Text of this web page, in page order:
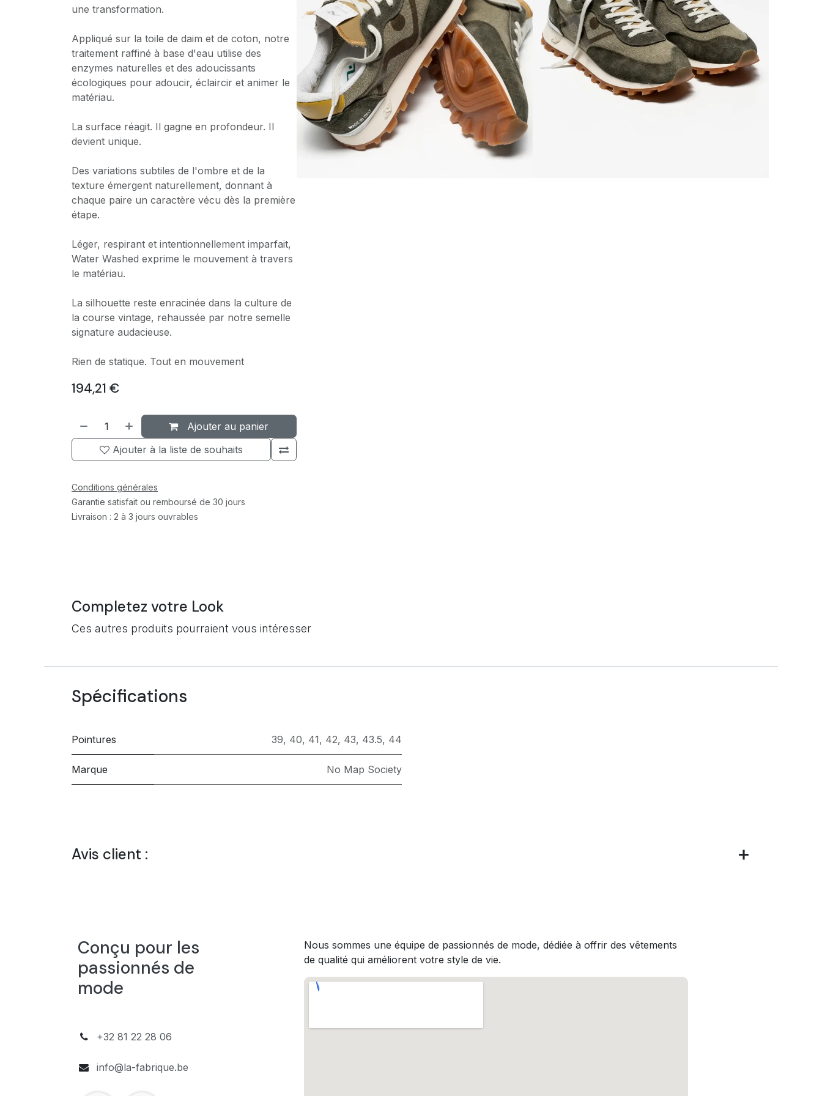
une transformation.
Appliqué sur la toile de daim et de coton, notre
traitement raffiné à base d'eau utilise des
enzymes naturelles et des adoucissants
écologiques pour adoucir, éclaircir et animer le
matériau.
La surface réagit. Il gagne en profondeur. Il
devient unique.
Des variations subtiles de l'ombre et de la
texture émergent naturellement, donnant à
chaque paire un caractère vécu dès la première
étape.
Léger, respirant et intentionnellement imparfait,
Water Washed exprime le mouvement à travers
le matériau.
La silhouette reste enracinée dans la culture de
la course vintage, rehaussée par notre semelle
signature audacieuse.
Rien de statique. Tout en mouvement
194,21 €
Ajouter au panier
Ajouter à la liste de souhaits
Conditions générales
Garantie satisfait ou remboursé de 30 jours
Livraison : 2 à 3 jours ouvrables
Completez votre Look
Ces autres produits pourraient vous intéresser
Spécifications
Pointures 39, 40, 41, 42, 43, 43.5, 44
Marque No Map Society
Avis client :
Conçu pour les
passionnés de
mode
Nous sommes une équipe de passionnés de mode, dédiée à offrir des vêtements
de qualité qui améliorent votre style de vie.
+32 81 22 28 06
info@la-fabrique.be